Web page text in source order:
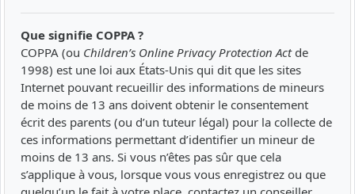
Que signifie COPPA ?
COPPA (ou Children’s Online Privacy Protection Actde
1998) est une loi aux États-Unis qui dit que les sites
Internet pouvant recueillir des informations de mineurs
de moins de 13 ans doivent obtenir le consentement
écrit des parents (ou d’un tuteur légal) pour la collecte de
ces informations permettant d’identifier un mineur de
moins de 13 ans. Si vous n’êtes pas sûr que cela
s’applique à vous, lorsque vous vous enregistrez ou que